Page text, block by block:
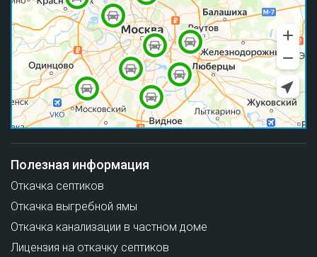
Полезная информация
Откачка септиков
Откачка выгребной ямы
Откачка канализации в частном доме
Лицензия на откачку септиков